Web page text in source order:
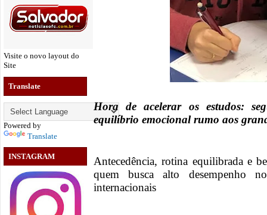
Visite o novo layout do
Site
Translate
Powered by
Translate
INSTAGRAM
Hora de acelerar os estudos:
equilíbrio emocional rumo aos
Antecedência, rotina equilibrada e
quem busca alto desempenho
internacionais